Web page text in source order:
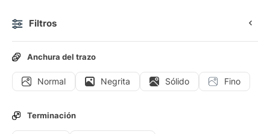
Filtros
Anchura del trazo
Normal Negrita Sólido Fino
Terminación
Iconos Stickers Iconos animados Iconos de interfaz